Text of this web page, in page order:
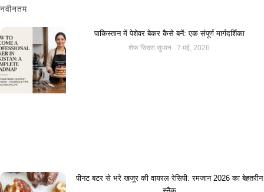
नवीनतम
पाकिस्तान में पेशेवर बेकर कैसे बनें: एक संपूर्ण मार्गदर्शिका
शेफ सिदरा सुभान 7 मई, 2026
पीनट बटर से भरे खजूर की वायरल रेसिपी: रमजान 2026 का बेहतरीन